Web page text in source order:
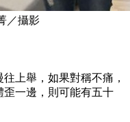
／攝影
上舉，如果對稱不痛，
一邊，則可能有五十